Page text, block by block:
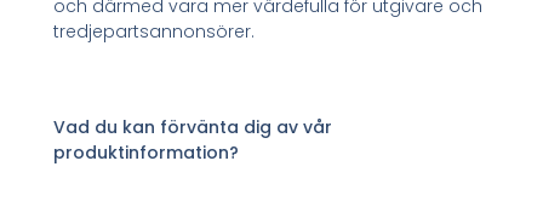
och därmed vara mer värdefulla för utgivare och
tredjepartsannonsörer.
Vad du kan förvänta dig av vår
produktinformation?